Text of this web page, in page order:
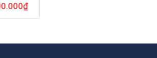
₫Giá
hiện
tại